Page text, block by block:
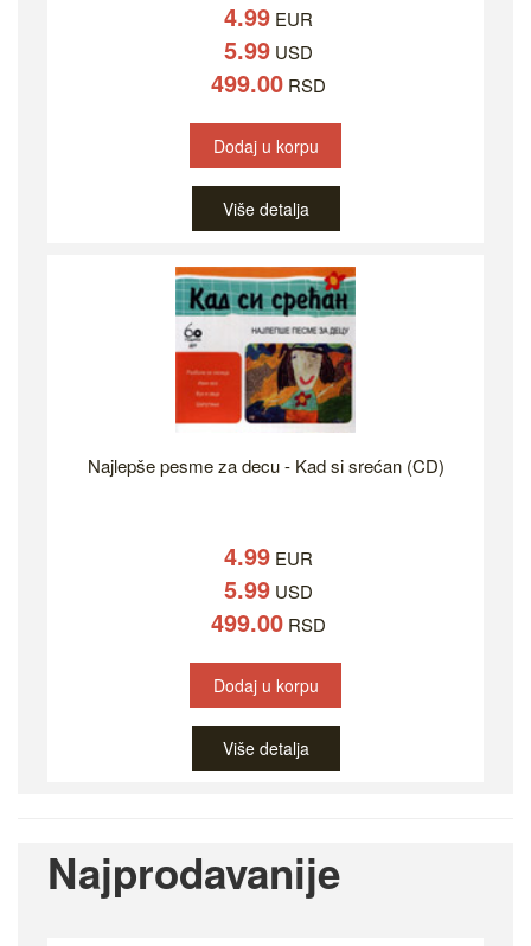
4.99 EUR
5.99 USD
499.00 RSD
Dodaj u korpu
Više detalja
Najlepše pesme za decu - Kad si srećan (CD)
4.99 EUR
5.99 USD
499.00 RSD
Dodaj u korpu
Više detalja
Najprodavanije